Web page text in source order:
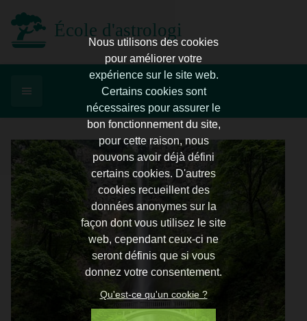
École d'astrologie d'Enghien
Nous utilisons des cookies
pour améliorer votre
expérience sur le site web.
Certains cookies sont
nécessaires pour assurer le
bon fonctionnement du site,
pour cette raison, nous
pouvons avoir déjà défini
certains cookies. D'autres
cookies recueillent des
données anonymes sur la
façon dont vous utilisez le site
web, cependant ceux-ci ne
seront définis que si vous
donnez votre consentement.
Qu'est-ce qu'un cookie ?